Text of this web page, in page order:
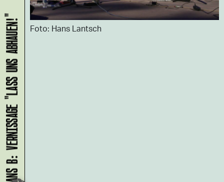
Foto: Hans Lantsch
HANS B: VERNISSAGE "LASS UNS ABHAUEN!"